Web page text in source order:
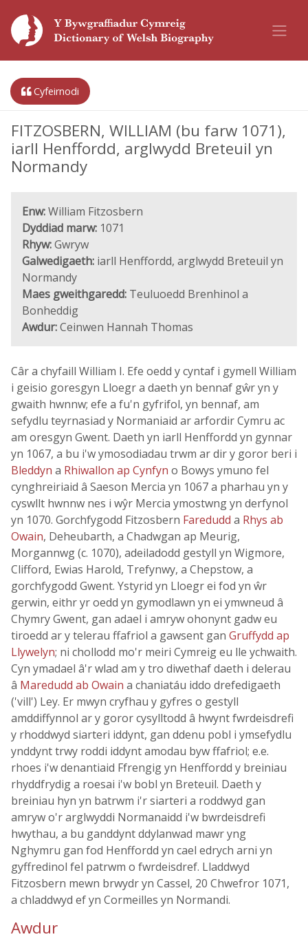
Cyfeirnodi
FITZOSBERN, WILLIAM (bu farw 1071),
iarll Henffordd, arglwydd Breteuil yn
Normandy
Enw:William Fitzosbern
Dyddiad marw: 1071
Rhyw:Gwryw
Galwedigaeth: iarll Henffordd, arglwydd Breteuil yn
Normandy
Maes gweithgaredd: Teuluoedd Brenhinol a
Bonheddig
Awdur:Ceinwen Hannah Thomas
Câr a chyfaill William I. Efe oedd y cyntaf i gymell William
i geisio goresgyn Lloegr a daeth yn bennaf gŵr yn y
gwaith hwnnw; efe a fu'n gyfrifol, yn bennaf, am
sefydlu teyrnasiad y Normaniaid ar arfordir Cymru ac
am oresgyn Gwent. Daeth yn iarll Henffordd yn gynnar
yn 1067, a bu i'w ymosodiadau trwm ar dir y goror beri i
Bleddyn a Rhiwallon ap Cynfyn o Bowys ymuno fel
cynghreiriaid â Saeson Mercia yn 1067 a pharhau yn y
cyswllt hwnnw nes i wŷr Mercia ymostwng yn derfynol
yn 1070. Gorchfygodd Fitzosbern Faredudd a Rhys ab
Owain, Deheubarth, a Chadwgan ap Meurig,
Morgannwg (c. 1070), adeiladodd gestyll yn Wigmore,
Clifford, Ewias Harold, Trefynwy, a Chepstow, a
gorchfygodd Gwent. Ystyrid yn Lloegr ei fod yn ŵr
gerwin, eithr yr oedd yn gymodlawn yn ei ymwneud â
Chymry Gwent, gan adael i amryw ohonynt gadw eu
tiroedd ar y telerau ffafriol a gawsent gan Gruffydd ap
Llywelyn; ni chollodd mo'r meiri Cymreig eu lle ychwaith.
Cyn ymadael â'r wlad am y tro diwethaf daeth i delerau
â Maredudd ab Owain a chaniatáu iddo drefedigaeth
('vill') Ley. Er mwyn cryfhau y gyfres o gestyll
amddiffynnol ar y goror cysylltodd â hwynt fwrdeisdrefi
y rhoddwyd siarteri iddynt, gan ddenu pobl i ymsefydlu
ynddynt trwy roddi iddynt amodau byw ffafriol; e.e.
rhoes i'w denantiaid Ffrengig yn Henffordd y breiniau
rhyddfrydig a roesai i'w bobl yn Breteuil. Daeth y
breiniau hyn yn batrwm i'r siarteri a roddwyd gan
amryw o'r arglwyddi Normanaidd i'w bwrdeisdrefi
hwythau, a bu ganddynt ddylanwad mawr yng
Nghymru gan fod Henffordd yn cael edrych arni yn
gyffredinol fel patrwm o fwrdeisdref. Lladdwyd
Fitzosbern mewn brwydr yn Cassel, 20 Chwefror 1071,
a chladdwyd ef yn Cormeilles yn Normandi.
Awdur